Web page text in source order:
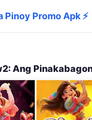
Promo Apk ⚡
Ang